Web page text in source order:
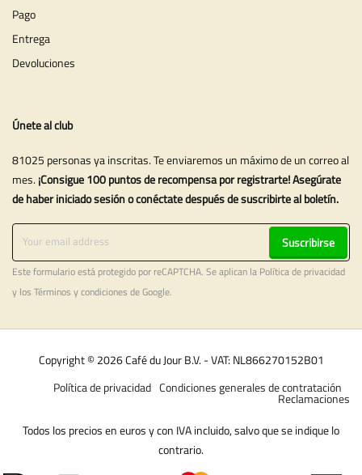
Pago
Entrega
Devoluciones
Únete al club
81025 personas ya inscritas. Te enviaremos un máximo de un correo al
mes. ¡Consigue 100 puntos de recompensa por registrarte! Asegúrate
de haber iniciado sesión o conéctate después de suscribirte al boletín.
Suscribirse
Este formulario está protegido por reCAPTCHA. Se aplican la Política de privacidad
y los Términos y condiciones de Google.
Copyright © 2026 Café du Jour B.V. - VAT: NL866270152B01
Condiciones generales de contratación
Política de privacidad
Reclamaciones
Todos los precios en euros y con IVA incluido, salvo que se indique lo
contrario.